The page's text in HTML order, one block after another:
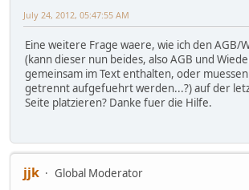
July 24, 2012, 05:47:55 AM
Eine weitere Frage waere, wie ich den
(kann dieser nun beides, also AGB und
gemeinsam im Text enthalten, oder
getrennt aufgefuehrt werden...?) auf der
Seite platzieren? Danke fuer die Hilfe.
jjk
Global Moderator